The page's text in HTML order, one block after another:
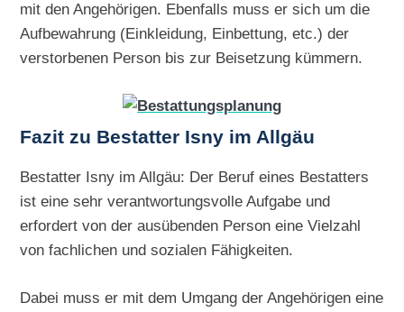
mit den Angehörigen. Ebenfalls muss er sich um die
Aufbewahrung (Einkleidung, Einbettung, etc.) der
verstorbenen Person bis zur Beisetzung kümmern.
Fazit zu Bestatter Isny im Allgäu
Bestatter Isny im Allgäu: Der Beruf eines Bestatters
ist eine sehr verantwortungsvolle Aufgabe und
erfordert von der ausübenden Person eine Vielzahl
von fachlichen und sozialen Fähigkeiten.
Dabei muss er mit dem Umgang der Angehörigen eine